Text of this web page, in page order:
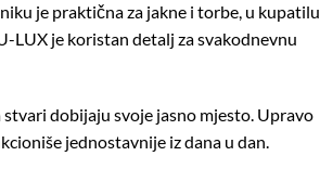
je praktična za jakne i torbe, u kupatilu
LUX je koristan detalj za svakodnevnu
dobijaju svoje jasno mjesto. Upravo
jednostavnije iz dana u dan.